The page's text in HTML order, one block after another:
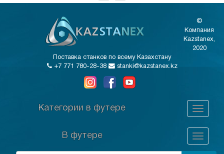
©
Компания
Kazstanex,
2020
Поставка станков по всему Казахстану
+7 771 780-28-38
stanki@kazstanex.kz
Категории в футере
В футере